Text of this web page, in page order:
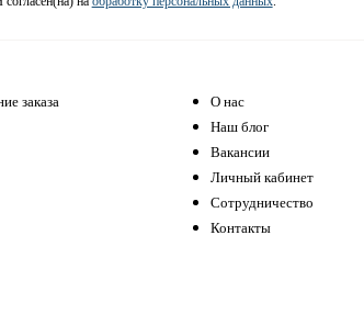
заказа
О нас
Наш блог
Вакансии
Личный кабинет
Сотрудничество
Контакты